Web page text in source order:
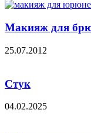
Макияж для
25.07.2012
Стук
04.02.2025